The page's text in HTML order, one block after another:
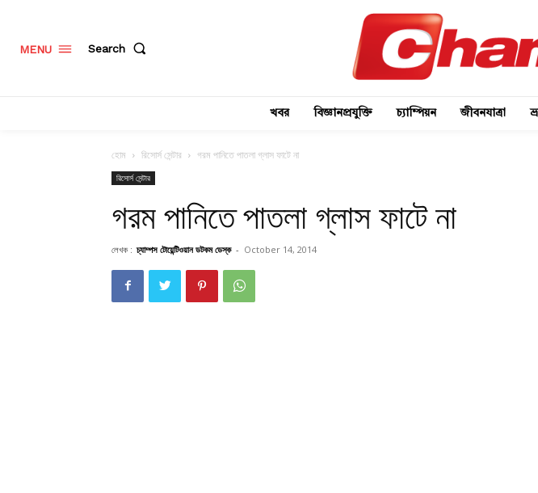
MENU Search
খবর বিজ্ঞানপ্রযুক্তি চ্যাম্পিয়ন জীবনযাত্রা
হোম রিসোর্স সেন্টার গরম পানিতে পাতলা গ্লাস ফাটে না
রিসোর্স সেন্টার
গরম পানিতে পাতলা গ্লাস ফাটে না
লেখক : চ্যাম্পস টোয়েন্টিওয়ান ডটকম ডেস্ক - October 14, 2014